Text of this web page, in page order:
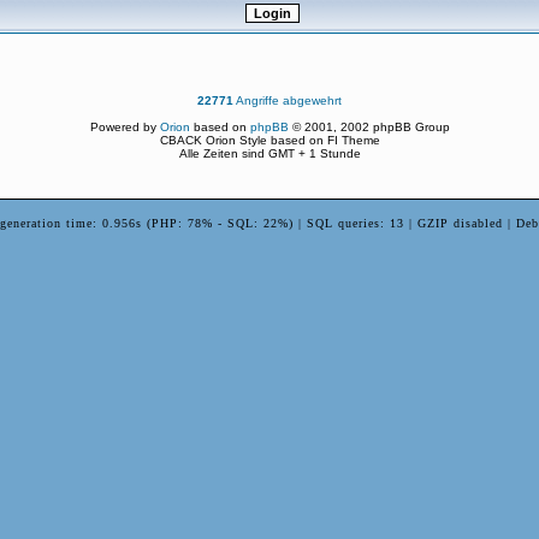
22771 Angriffe abgewehrt
Powered by Orion based on phpBB © 2001, 2002 phpBB Group
CBACK Orion Style based on FI Theme
Alle Zeiten sind GMT + 1 Stunde
time: 0.956s (PHP: 78% - SQL: 22%) | SQL queries: 13 | GZIP disabled |